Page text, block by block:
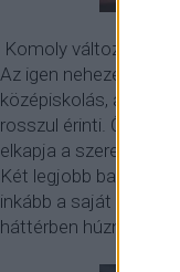
Komoly változások
Az igen nehezen
középiskolás, ami a
rosszul érinti. Őt
elkapja a szerelem
Két legjobb barátját
inkább a saját
háttérben húzná meg